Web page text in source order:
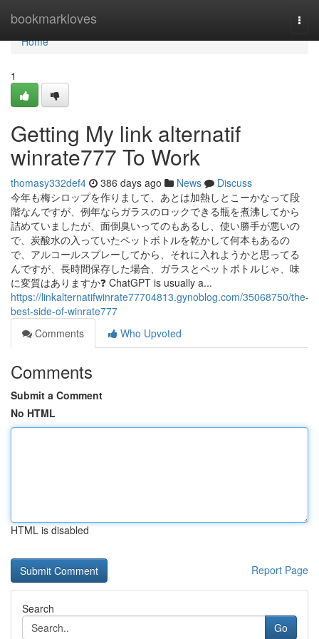
bookmarkloves
Home
Home
1
Getting My link alternatif
winrate777 To Work
thomasy332def4 386 days ago News
Discuss
今年も梅シロップを作りまして、あとは加熱しとこーかなって段
階なんですが、例年ならガラスのロックできる瓶を煮沸してから
詰めていましたが、面倒臭いってのもあるし、使い勝手が悪いの
で、炭酸水の入っていたペットボトルを乾かして何本もあるの
で、アルコールスプレーしてから、それに入れようかと思ってる
んですが、長時間保存した場合、ガラスとペットボトルじゃ、味
に変質はありますか❓ ChatGPT is usually a...
https://linkalternatifwinrate77704813.gynoblog.com/35068750/the-
best-side-of-winrate777
Comments
Who Upvoted
Comments
Submit a Comment
No HTML
HTML is disabled
Report Page
Search
Go